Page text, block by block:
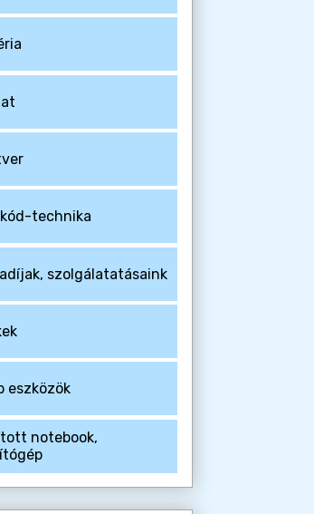
technika
szolgálatatásaink
eszközök
notebook,